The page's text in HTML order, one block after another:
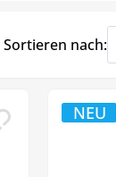
Sortieren nach:
NEU